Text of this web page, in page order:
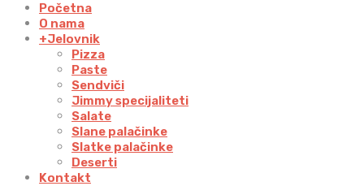
Početna
O nama
+Jelovnik
Pizza
Paste
Sendviči
Jimmy specijaliteti
Salate
Slane palačinke
Slatke palačinke
Deserti
Kontakt